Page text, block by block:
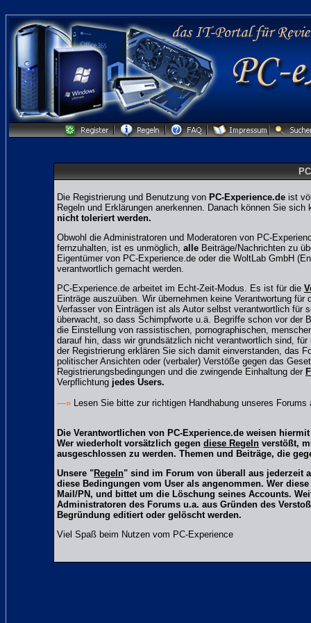
Die Registrierung und Benutzung von PC-Experience.de ist
Regeln und Erklärungen anerkennen. Danach können Sie
nicht toleriert werden.
Obwohl die Administratoren und Moderatoren von PC-
fernzuhalten, ist es unmöglich, alle Beiträge/Nachrichten zu
Eigentümer von PC-Experience.de oder die WoltLab GmbH
verantwortlich gemacht werden.
PC-Experience.de arbeitet im Echt-Zeit-Modus. Es ist für die
Einträge auszuüben. Wir übernehmen keine Verantwortung
Verfasser von Einträgen ist als Autor selbst verantwortlich für
überwacht, so dass Schimpfworte u.ä. Begriffe schon vor der
die Einstellung von rassistischen, pornographischen,
darauf hin, dass wir grundsätzlich nicht verantwortlich sind,
der Registrierung erklären Sie sich damit einverstanden, das
politischer Ansichten oder (verbaler) Verstöße gegen das
Registrierungsbedingungen und die zwingende Einhaltung der
Verpflichtung jedes Users.
—» Lesen Sie bitte zur richtigen Handhabung unseres Forums
Die Verantwortlichen von PC-Experience.de weisen
Wer wiederholt vorsätzlich gegen diese Regeln verstößt,
ausgeschlossen zu werden. Themen und Beiträge, die
Unsere "Regeln" sind im Forum von überall aus jederzeit
diese Bedingungen vom User als angenommen. Wer
Mail/PN, und bittet um die Löschung seines Accounts.
Administratoren des Forums u.a. aus Gründen des
Begründung editiert oder gelöscht werden.
Viel Spaß beim Nutzen vom PC-Experience